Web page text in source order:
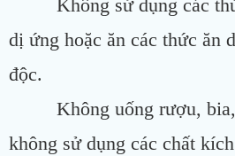
Không sử dụng các
dị ứng hoặc ăn các thức ăn
độc.
Không uống rượu,
không sử dụng các chất